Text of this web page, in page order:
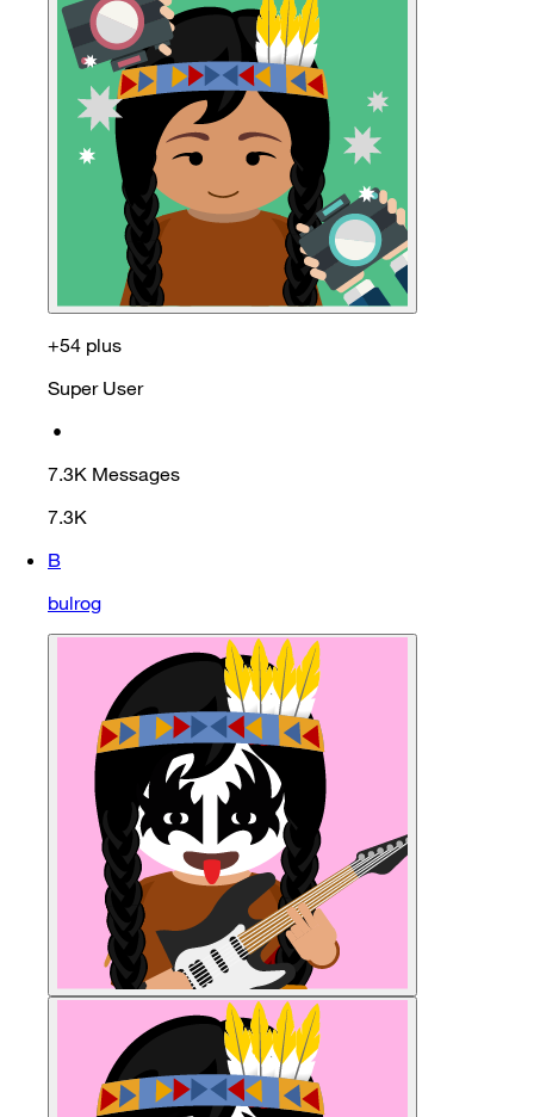
+54 plus
Super User
•
7.3K Messages
7.3K
B
bulrog